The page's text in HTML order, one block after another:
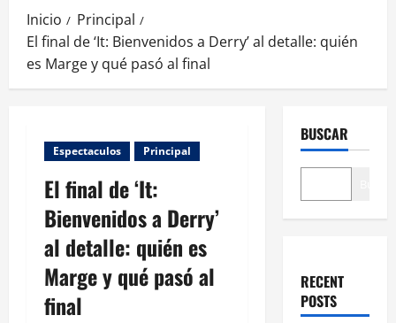
Inicio
Principal
El final de ‘It: Bienvenidos a Derry’ al detalle: quién
es Marge y qué pasó al final
Espectaculos Principal
El final de ‘It:
Bienvenidos a Derry’
al detalle: quién es
Marge y qué pasó al
final
BUSCAR
RECENT
POSTS